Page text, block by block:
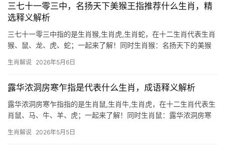
三七十一零三中，名扬天下美猴王指推荐什么生肖，精
选释义解析
三七十一零三中指的是生肖猴,生肖虎,生肖蛇，在十二生肖代表生肖
猴、鼠、龙、虎、蛇；一起来了解！同时生肖猴：名扬天下的美猴
扬天下的美猴王，2024甲辰龙年，生肖猴与太岁三合，运势如顺水
生肖解说 2026年5月6日
露华浓洞房寒乍指是代表什么生肖，成语释义解析
露华浓洞房寒乍指指的是生肖鼠,生肖牛,生肖虎，在十二生肖代表生
肖鼠、马、牛、羊、虎；一起来了解！同时生肖鼠：露华浓洞房寒
玄机，在传统解签中，“洞房”象征隐秘之地，“寒乍指”暗示突如其来
生肖解说 2026年5月5日